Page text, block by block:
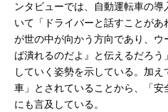
ンタビューでは、自動運転車の
いて「ドライバーと話すことが
が世の中が向かう方向であり、
ば潰れるのだよ』と伝えるだろ
していく姿勢を示している。加
車」とされていることから、「安
にも言及している。